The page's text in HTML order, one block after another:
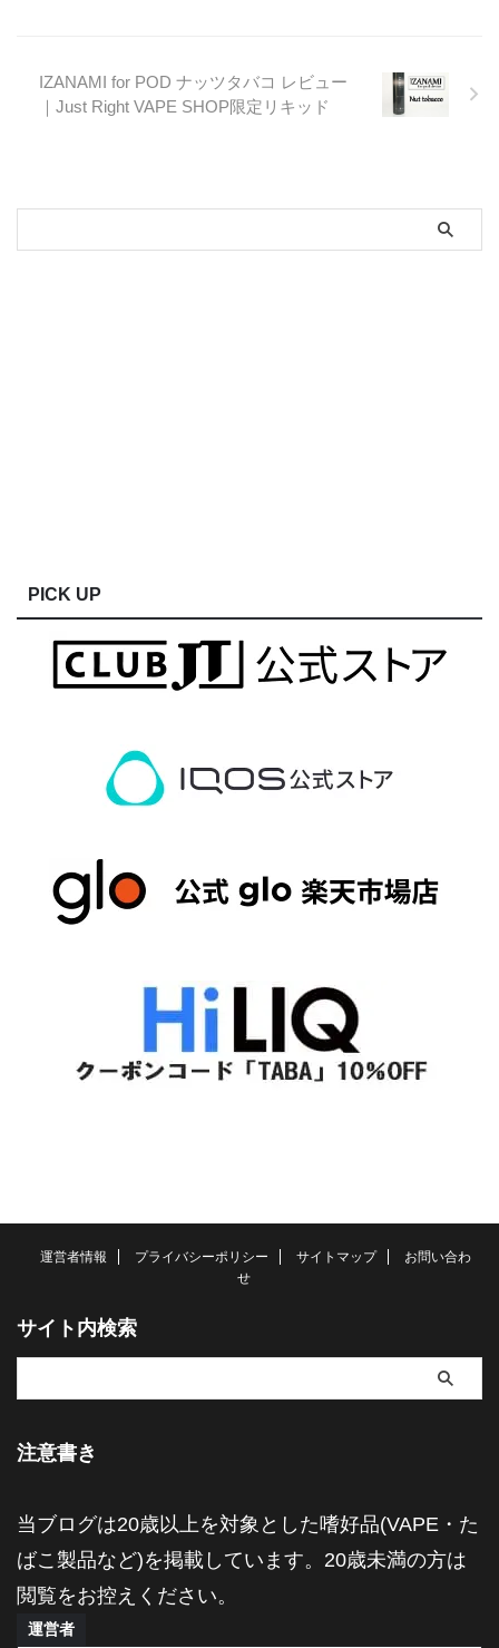
IZANAMI for POD ナッツタバコ レビュー
｜Just Right VAPE SHOP限定リキッド
PICK UP
運営者情報 プライバシーポリシー サイトマップ
お問い合わ
せ
サイト内検索
注意書き
当ブログは20歳以上を対象とした嗜好品(VAPE・た
ばこ製品など)を掲載しています。20歳未満の方は
閲覧をお控えください。
運営者